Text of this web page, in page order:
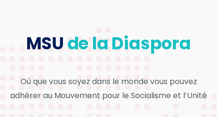
MSU de la Diaspora
Où que vous soyez dans le monde vous pouvez
adhérer au Mouvement pour le Socialisme et l’Unité